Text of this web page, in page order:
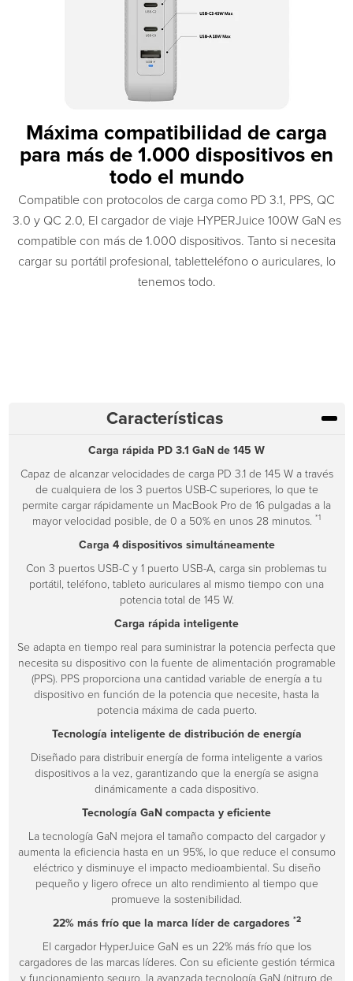
Máxima compatibilidad de carga
para más de 1.000 dispositivos en
todo el mundo
Compatible con protocolos de carga como PD 3.1, PPS, QC
3.0 y QC 2.0, El cargador de viaje HYPERJuice 100W GaN es
compatible con más de 1.000 dispositivos. Tanto si necesita
cargar su portátil profesional, tabletteléfono o auriculares, lo
tenemos todo.
Características
Carga rápida PD 3.1 GaN de 145 W
Capaz de alcanzar velocidades de carga PD 3.1 de 145 W a través
de cualquiera de los 3 puertos USB-C superiores, lo que te
permite cargar rápidamente un MacBook Pro de 16 pulgadas a la
mayor velocidad posible, de 0 a 50% en unos 28 minutos. *1
Carga 4 dispositivos simultáneamente
Con 3 puertos USB-C y 1 puerto USB-A, carga sin problemas tu
portátil, teléfono, tableto auriculares al mismo tiempo con una
potencia total de 145 W.
Carga rápida inteligente
Se adapta en tiempo real para suministrar la potencia perfecta que
necesita su dispositivo con la fuente de alimentación programable
(PPS). PPS proporciona una cantidad variable de energía a tu
dispositivo en función de la potencia que necesite, hasta la
potencia máxima de cada puerto.
Tecnología inteligente de distribución de energía
Diseñado para distribuir energía de forma inteligente a varios
dispositivos a la vez, garantizando que la energía se asigna
dinámicamente a cada dispositivo.
Tecnología GaN compacta y eficiente
La tecnología GaN mejora el tamaño compacto del cargador y
aumenta la eficiencia hasta en un 95%, lo que reduce el consumo
eléctrico y disminuye el impacto medioambiental. Su diseño
pequeño y ligero ofrece un alto rendimiento al tiempo que
promueve la sostenibilidad.
22% más frío que la marca líder de cargadores *2
El cargador HyperJuice GaN es un 22% más frío que los
cargadores de las marcas líderes. Con su eficiente gestión térmica
y funcionamiento seguro, la avanzada tecnología GaN (nitruro de